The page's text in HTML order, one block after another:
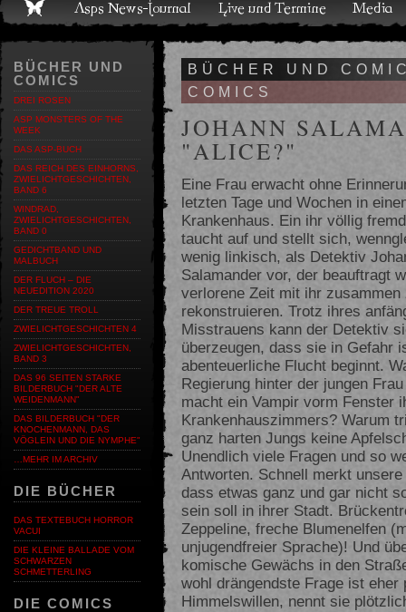
Live und Termine Media Shop Band Discografie
BÜCHER UND
COMICS
DREI ROSEN
ASP MONSTERS OF THE
WEEK
DAS ASP-BUCH
DAS REICH DES EINHORNS,
ZWIELICHTGESCHICHTEN,
BAND 6
WINDRAD,
ZWIELICHTGESCHICHTEN,
BAND 0
GEDICHTBAND UND
MALBUCH
DER FLUCH – DIE
NEUEDITION 2020
DER TREUE TROLL
ZWIELICHTGESCHICHTEN 4
ZWIELICHTGESCHICHTEN,
BAND 3
DAS 96 SEITEN STARKE
BILDERBUCH "DER ALTE
WEIDENMANN"
DAS BILDERBUCH "DER
KNOCHENMANN, DAS
VÖGLEIN UND DIE NYMPHE"
…MEHR IM ARCHIV
DIE BÜCHER
DAS TEXTEBUCH HORROR
VACUI
DIE KLEINE BALLADE VOM
SCHWARZEN
SCHMETTERLING
DIE COMICS
BÜCHER UND
COMICS
JOHANN
"ALICE?"
Eine Frau erwacht ohne
letzten Tage und Wochen in
Krankenhaus. Ein ihr völlig
taucht auf und stellt sich,
wenig linkisch, als Detektiv
Salamander vor, der beauftragt
verlorene Zeit mit ihr zusammen
rekonstruieren. Trotz ihres
Misstrauens kann der Detektiv
überzeugen, dass sie in Gefahr
abenteuerliche Flucht beginnt.
Regierung hinter der jungen
macht ein Vampir vorm Fenster
Krankenhauszimmers? Warum
ganz harten Jungs keine
Unendlich viele Fragen und so
Antworten. Schnell merkt
dass etwas ganz und gar nicht
sein soll in ihrer Stadt.
Zeppeline, freche Blumenelfen
unjugendfreier Sprache)! Und
komische Gewächs in den
wohl drängendste Frage ist
Himmelswillen, nennt sie